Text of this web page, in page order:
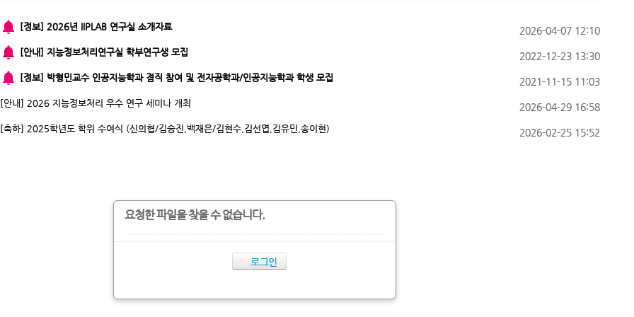
notifications [정보] 2026년 IIPLAB 연구실 소개자료 2026-04-07 12:10
notifications [안내] 지능정보처리연구실 학부연구생 모집 2022-12-23 13:30
notifications [정보] 박형민교수 인공지능학과 겸직 참여 및 전자공학과/인공지능학과 학생 모집 2021-11-15 11:03
[안내] 2026 지능정보처리 우수 연구 세미나 개최 2026-04-29 16:58
[축하] 2025학년도 학위 수여식 (신의협/김승진,백재은/김현수,김선엽,김유민,송이현) 2026-02-25 15:52
요청한 파일을 찾을 수 없습니다.
로그인